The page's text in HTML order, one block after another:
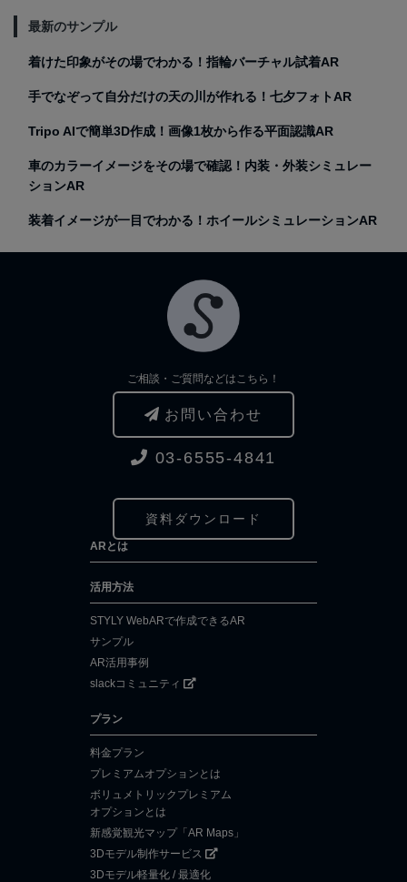
最新のサンプル
着けた印象がその場でわかる！指輪バーチャル試着AR
手でなぞって自分だけの天の川が作れる！七夕フォトAR
Tripo AIで簡単3D作成！画像1枚から作る平面認識AR
車のカラーイメージをその場で確認！内装・外装シミュレー
ションAR
装着イメージが一目でわかる！ホイールシミュレーションAR
ご相談・ご質問などはこちら！
お問い合わせ
03-6555-4841
資料ダウンロード
ARとは
活用方法
STYLY WebARで作成できるAR
サンプル
AR活用事例
slackコミュニティ
プラン
料金プラン
プレミアムオプションとは
ボリュメトリックプレミアム
オプションとは
新感覚観光マップ「AR Maps」
3Dモデル制作サービス
3Dモデル軽量化 / 最適化